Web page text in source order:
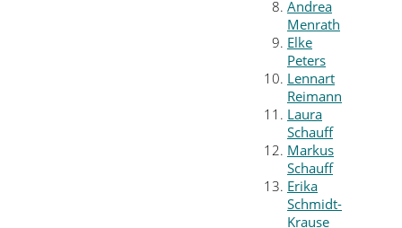
Andrea
Menrath
Elke
Peters
Lennart
Reimann
Laura
Schauff
Markus
Schauff
Erika
Schmidt-
Krause